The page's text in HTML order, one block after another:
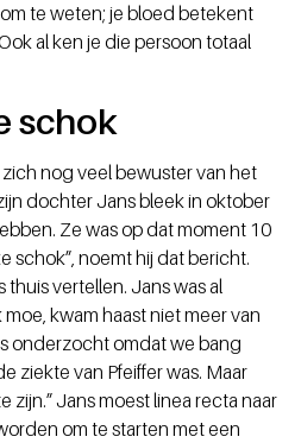
te weten; je bloed betekent
al ken je die persoon totaal
schok
nog veel bewuster van het
dochter Jans bleek in oktober
Ze was op dat moment 10
schok”, noemt hij dat bericht.
thuis vertellen. Jans was al
kwam haast niet meer van
onderzocht omdat we bang
ziekte van Pfeiffer was. Maar
zijn.” Jans moest linea recta naar
om te starten met een